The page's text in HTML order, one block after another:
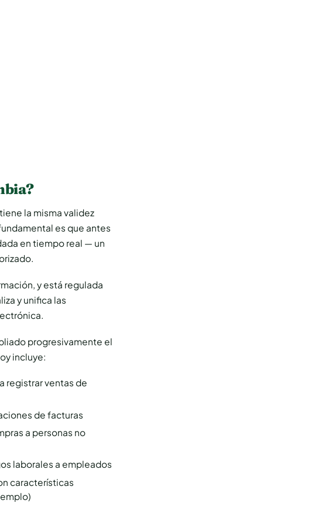
la misma validez
es que antes
en tiempo real — un
y está regulada
y unifica las
progresivamente el
incluye:
registrar ventas de
de facturas
a personas no
laborales a empleados
características